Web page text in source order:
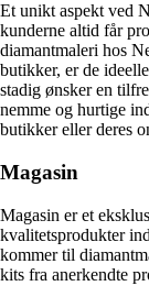
Et unikt aspekt ved
kunderne altid får
diamantmaleri hos
butikker, er de
stadig ønsker en
nemme og hurtige
butikker eller deres
Magasin
Magasin er et
kvalitetsprodukter
kommer til
kits fra anerkendte